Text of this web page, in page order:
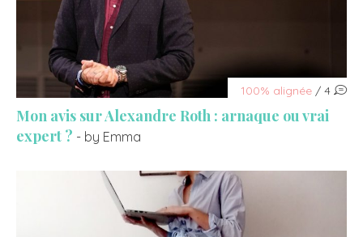
100% alignée / 4
Mon avis sur Alexandre Roth : arnaque ou vrai
expert ? - by Emma